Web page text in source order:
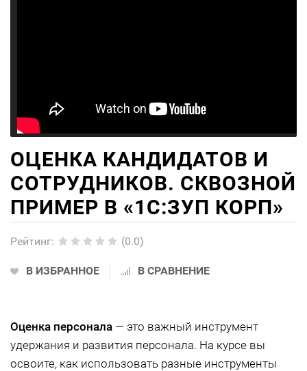
ОЦЕНКА КАНДИДАТОВ И
СОТРУДНИКОВ. СКВОЗНОЙ
ПРИМЕР В «1С:ЗУП КОРП»
Рейтинг: (0.0)
В ИЗБРАННОЕ В СРАВНЕНИЕ
Оценка персонала — это важный инструмент
удержания и развития персонала. На курсе вы
освоите, как использовать разные инструменты